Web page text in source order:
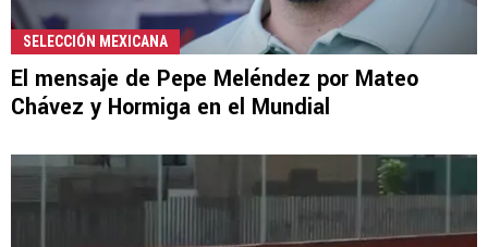
SELECCIÓN MEXICANA
El mensaje de Pepe Meléndez por Mateo
Chávez y Hormiga en el Mundial